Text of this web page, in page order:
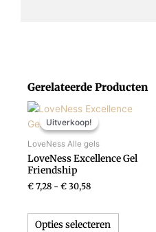
Gerelateerde Producten
Uitverkoop!
Uitverkoop!
LoveNess Alle gels
LoveNess Excellence Gel
Friendship
€ 7,28 - € 30,58
Prijsklasse:
tot
€ 30,58
Opties selecteren
Dit
meerdere
kan